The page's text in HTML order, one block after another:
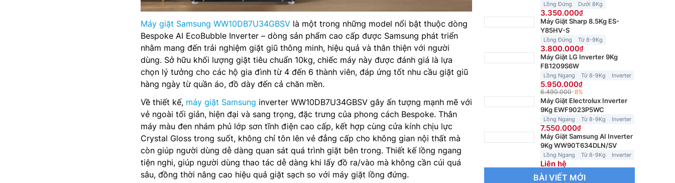
Máy giặt Samsung WW10DB7U34GBSV là một trong những model nổi bật thuộc dòng
Bespoke AI EcoBubble Inverter – dòng sản phẩm cao cấp được Samsung phát triển
nhằm mang đến trải nghiệm giặt giũ thông minh, hiệu quả và thân thiện với người
dùng. Sở hữu khối lượng giặt tiêu chuẩn 10kg, chiếc máy này được đánh giá là lựa
chọn lý tưởng cho các hộ gia đình từ 4 đến 6 thành viên, đáp ứng tốt nhu cầu giặt giũ
hàng ngày từ quần áo, đồ dày đến cả chăn mền.
Về thiết kế, máy giặt Samsung inverter WW10DB7U34GBSV gây ấn tượng mạnh mẽ với
vẻ ngoài tối giản, hiện đại và sang trọng, đặc trưng của phong cách Bespoke. Thân
máy màu đen nhám phủ lớp sơn tĩnh điện cao cấp, kết hợp cùng cửa kính chịu lực
Crystal Gloss trong suốt, không chỉ tôn lên vẻ đẳng cấp cho không gian nội thất mà
còn giúp người dùng dễ dàng quan sát quá trình giặt bên trong. Thiết kế lồng ngang
tiện nghi, giúp người dùng thao tác dễ dàng khi lấy đồ ra/vào mà không cần cúi quá
sâu, đồng thời nâng cao hiệu quả giặt sạch so với máy giặt lồng đứng.
Lồng Đứng Dưới 8Kg
3.350.000
Máy Giặt Sharp 8.5Kg ES-
Y85HV-S
Lồng Đứng Từ 8-9Kg
3.800.000
Máy Giặt LG Inverter 9Kg
FB1209S6W
Lồng Ngang Từ 8-9Kg Inverter
5.950.000
6.490.000-8%
Máy Giặt Electrolux Inverter
9Kg EWF9023P5WC
Lồng Ngang Từ 8-9Kg Inverter
7.550.000
Máy Giặt Samsung AI Inverter
9Kg WW90T634DLN/SV
Lồng Ngang Từ 8-9Kg Inverter
Liên hệ
BÀI VIẾT MỚI